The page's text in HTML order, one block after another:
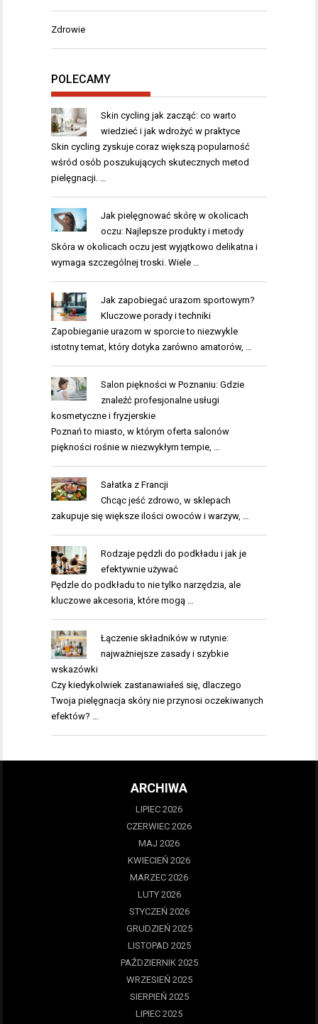
Zdrowie
POLECAMY
Skin cycling jak zacząć: co warto
wiedzieć i jak wdrożyć w praktyce
Skin cycling zyskuje coraz większą popularność
wśród osób poszukujących skutecznych metod
pielęgnacji. …
Jak pielęgnować skórę w okolicach
oczu: Najlepsze produkty i metody
Skóra w okolicach oczu jest wyjątkowo delikatna i
wymaga szczególnej troski. Wiele …
Jak zapobiegać urazom sportowym?
Kluczowe porady i techniki
Zapobieganie urazom w sporcie to niezwykle
istotny temat, który dotyka zarówno amatorów, …
Salon piękności w Poznaniu: Gdzie
znaleźć profesjonalne usługi
kosmetyczne i fryzjerskie
Poznań to miasto, w którym oferta salonów
piękności rośnie w niezwykłym tempie, …
Sałatka z Francji
Chcąc jeść zdrowo, w sklepach
zakupuje się większe ilości owoców i warzyw, …
Rodzaje pędzli do podkładu i jak je
efektywnie używać
Pędzle do podkładu to nie tylko narzędzia, ale
kluczowe akcesoria, które mogą …
Łączenie składników w rutynie:
najważniejsze zasady i szybkie
wskazówki
Czy kiedykolwiek zastanawiałeś się, dlaczego
Twoja pielęgnacja skóry nie przynosi oczekiwanych
efektów? …
ARCHIWA
LIPIEC 2026
CZERWIEC 2026
MAJ 2026
KWIECIEŃ 2026
MARZEC 2026
LUTY 2026
STYCZEŃ 2026
GRUDZIEŃ 2025
LISTOPAD 2025
PAŹDZIERNIK 2025
WRZESIEŃ 2025
SIERPIEŃ 2025
LIPIEC 2025